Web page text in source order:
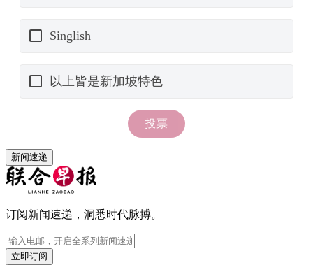
新闻速递
订阅新闻速递，洞悉时代脉搏。
立即订阅